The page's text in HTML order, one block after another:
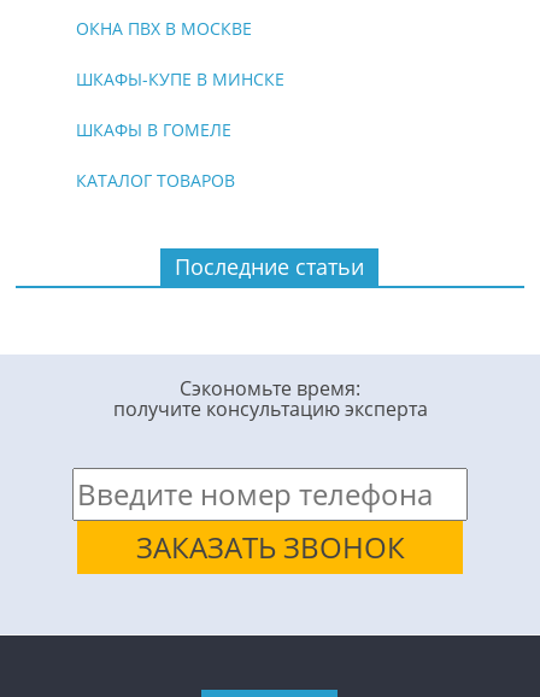
ОКНА ПВХ В МОСКВЕ
ШКАФЫ-КУПЕ В МИНСКЕ
ШКАФЫ В ГОМЕЛЕ
КАТАЛОГ ТОВАРОВ
Последние статьи
Сэкономьте время:
получите консультацию эксперта